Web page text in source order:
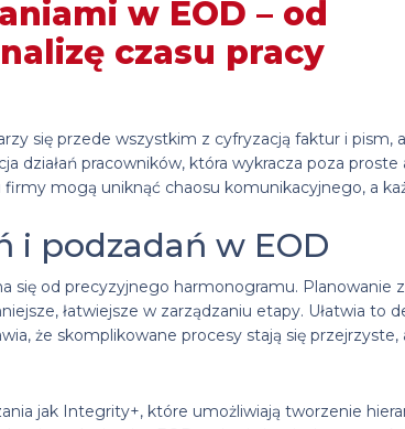
w EOD – od
czasu pracy
się przede wszystkim z cyfryzacją faktur i
działań pracowników, która wykracza poza
mogą uniknąć chaosu komunikacyjnego, a
i podzadań w EOD
się od precyzyjnego harmonogramu.
łatwiejsze w zarządzaniu etapy. Ułatwia
że skomplikowane procesy stają się
jak Integrity+, które umożliwiają tworzenie